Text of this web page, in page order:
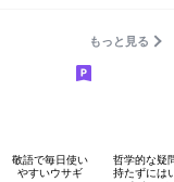
もっと見る
敬語で毎日使い
やすいウサギ
哲学的な疑
持たずには